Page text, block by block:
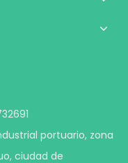
portuario, zona
ciudad de